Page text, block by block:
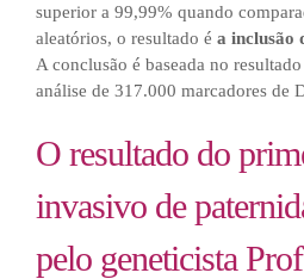
superior a 99,99% quando
aleatórios, o resultado é a inclusão
A conclusão é baseada no
análise de 317.000 marcadores de
O resultado do
invasivo de
pelo geneticista